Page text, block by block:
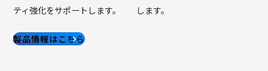
ティ強化をサポートします。
します。
製品情報はこちら